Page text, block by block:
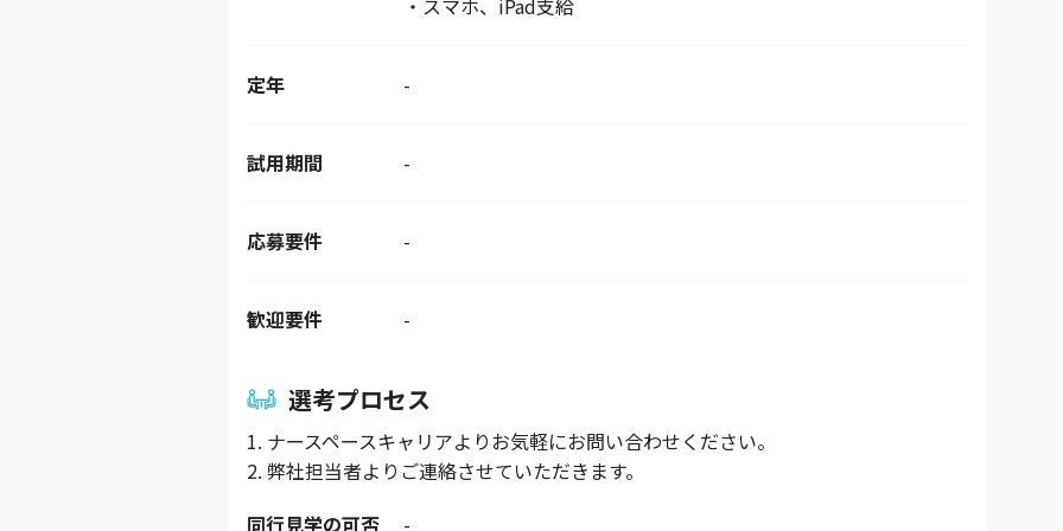
・スマホ、iPad支給
定年 -
試用期間 -
応募要件 -
歓迎要件 -
選考プロセス
1. ナースペースキャリアよりお気軽にお問い合わせください。
2. 弊社担当者よりご連絡させていただきます。
同行見学の可否
-